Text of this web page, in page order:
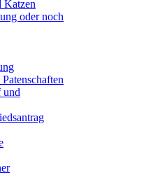
Katzen
oder noch
und